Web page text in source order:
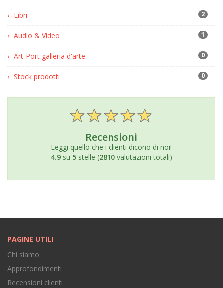
Libri 2
Audio & Video 1
Art-Port galleria d'arte 0
Stock prodotti 0
Recensioni
Leggi quello che i clienti dicono di noi!
4.9su 5stelle (2810valutazioni totali)
PAGINE UTILI
Chi siamo
Approfondimenti
Recensioni clienti